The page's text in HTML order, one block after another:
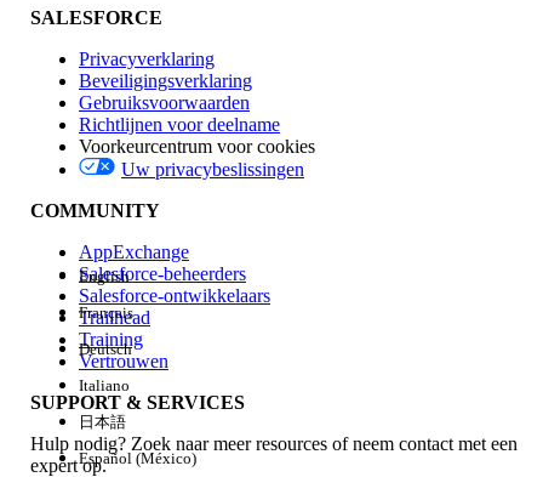
Invloed op functies
Edition
Ervaring
Alles wissen Gereed
SALESFORCE
Privacyverklaring
Beveiligingsverklaring
Gebruiksvoorwaarden
Richtlijnen voor deelname
Voorkeurcentrum voor cookies
Uw privacybeslissingen
COMMUNITY
AppExchange
Salesforce-beheerders
Salesforce-ontwikkelaars
Trailhead
Training
Vertrouwen
SUPPORT & SERVICES
Hulp nodig? Zoek naar meer resources of neem contact met een
expert op.
English
Français
Deutsch
Italiano
日本語
Español (México)